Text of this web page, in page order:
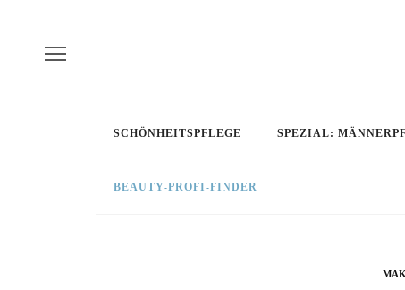
SCHÖNHEITSPFLEGE SPEZIAL:
BEAUTY-PROFI-FINDER